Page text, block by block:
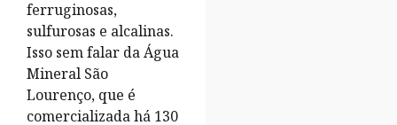
ferruginosas,
sulfurosas e alcalinas.
Isso sem falar da Água
Mineral São
Lourenço, que é
comercializada há 130